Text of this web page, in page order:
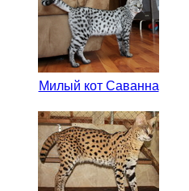
Милый кот Саванна